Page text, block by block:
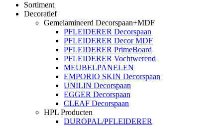
Sortiment
Decoratief
Gemelamineerd Decorspaan+MDF
PFLEIDERER Decorspaan
PFLEIDERER Decor MDF
PFLEIDERER PrimeBoard
PFLEIDERER Vochtwerend
MEUBELPANELEN
EMPORIO SKIN Decorspaan
UNILIN Decorspaan
EGGER Decorspaan
CLEAF Decorspaan
HPL Producten
DUROPAL/PFLEIDERER